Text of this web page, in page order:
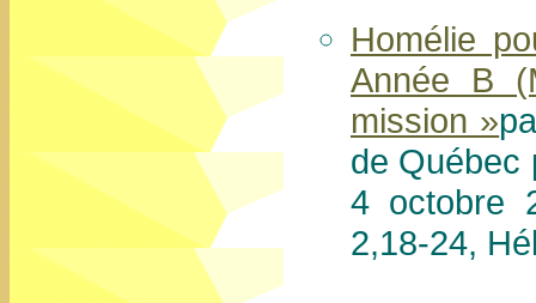
Homélie
Année B
mission »
de Québec
4 octobre
2,18-24,